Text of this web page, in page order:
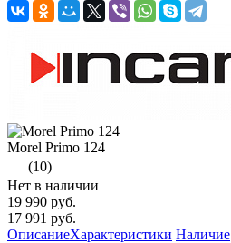
Morel Primo 124
(10)
Нет в наличии
19 990 руб.
17 991 руб.
ОписаниеХарактеристики Наличие